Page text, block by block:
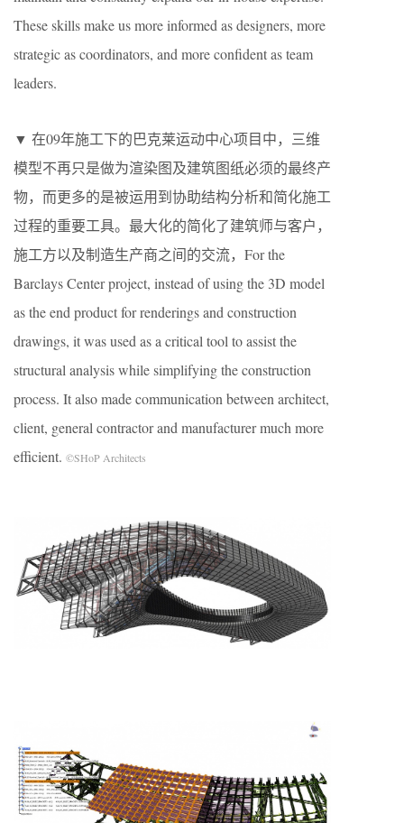
These skills make us more informed as designers, more
strategic as coordinators, and more confident as team
leaders.
▼ 在09年施工下的巴克莱运动中心项目中，三维
模型不再只是做为渲染图及建筑图纸必须的最终产
物，而更多的是被运用到协助结构分析和简化施工
过程的重要工具。最大化的简化了建筑师与客户，
施工方以及制造生产商之间的交流，For the
Barclays Center project, instead of using the 3D model
as the end product for renderings and construction
drawings, it was used as a critical tool to assist the
structural analysis while simplifying the construction
process. It also made communication between architect,
client, general contractor and manufacturer much more
efficient. ©SHoP Architects